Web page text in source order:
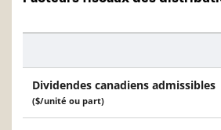
Dividendes canadiens admissibles
($/unité ou part)